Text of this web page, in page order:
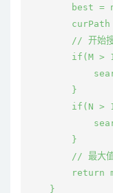
best =
// 开始
if(M >
        }
if(N >
        }
// 最大
return
    }